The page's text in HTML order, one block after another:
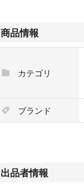
商品情報
カテゴリ
ブランド
出品者情報